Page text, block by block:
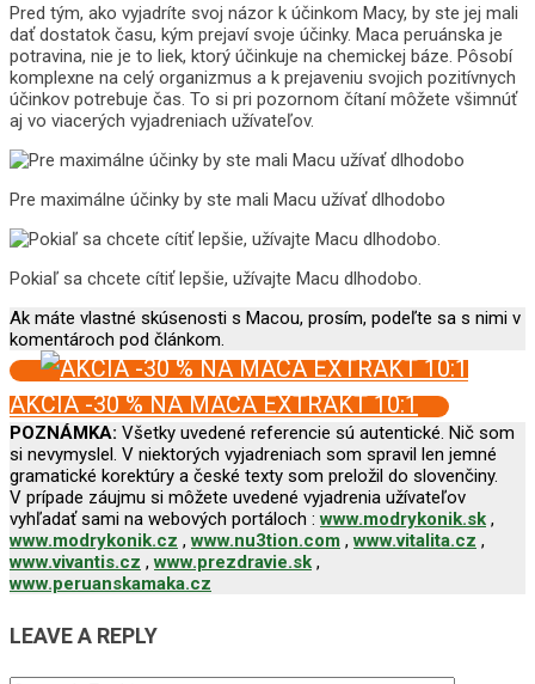
Pred tým, ako vyjadríte svoj názor k účinkom Macy, by ste jej mali
dať dostatok času, kým prejaví svoje účinky. Maca peruánska je
potravina, nie je to liek, ktorý účinkuje na chemickej báze. Pôsobí
komplexne na celý organizmus a k prejaveniu svojich pozitívnych
účinkov potrebuje čas. To si pri pozornom čítaní môžete všimnúť
aj vo viacerých vyjadreniach užívateľov.
Pre maximálne účinky by ste mali Macu užívať dlhodobo
Pokiaľ sa chcete cítiť lepšie, užívajte Macu dlhodobo.
Ak máte vlastné skúsenosti s Macou, prosím, podeľte sa s nimi v
komentároch pod článkom.
AKCIA -30 % NA MACA EXTRAKT 10:1
POZNÁMKA: Všetky uvedené referencie sú autentické. Nič som
si nevymyslel. V niektorých vyjadreniach som spravil len jemné
gramatické korektúry a české texty som preložil do slovenčiny.
V prípade záujmu si môžete uvedené vyjadrenia užívateľov
vyhľadať sami na webových portáloch :www.modrykonik.sk ,
www.modrykonik.cz ,www.nu3tion.com ,www.vitalita.cz ,
www.vivantis.cz ,www.prezdravie.sk ,
www.peruanskamaka.cz
LEAVE A REPLY